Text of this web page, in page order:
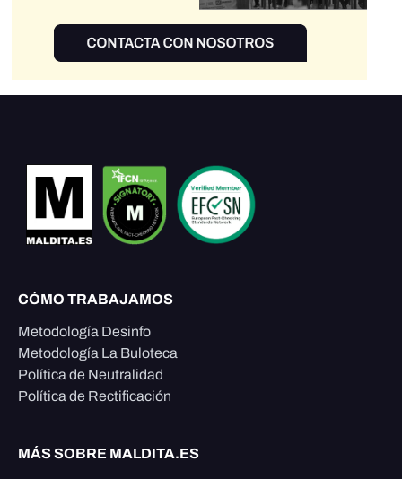
CÓMO TRABAJAMOS
Metodología Desinfo
Metodología La Buloteca
Política de Neutralidad
Política de Rectificación
MÁS SOBRE MALDITA.ES